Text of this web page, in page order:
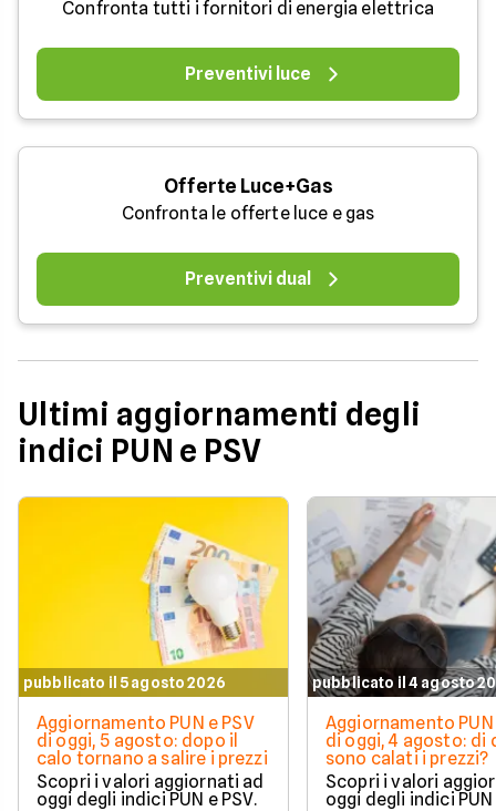
Confronta tutti i fornitori di energia elettrica
Preventivi luce
Offerte Luce+Gas
Confronta le offerte luce e gas
Preventivi dual
Ultimi aggiornamenti degli
indici PUN e PSV
pubblicato il 5 agosto 2026
Aggiornamento PUN e PSV
di oggi, 5 agosto: dopo il
calo tornano a salire i prezzi
Scopri i valori aggiornati ad
oggi degli indici PUN e PSV.
pubblicato il 4 agosto
Aggiornamento PUN
di oggi, 4 agosto: di
sono calati i prezzi?
Scopri i valori
oggi degli indici PUN